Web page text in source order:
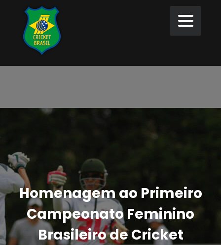
Homenagem ao Primeiro
Campeonato Feminino
Brasileiro de Cricket